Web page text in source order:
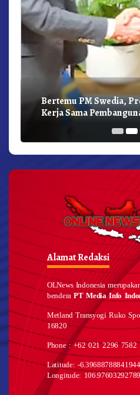
Bertemu PM Swedia,
Kerja Sama
Alamat Redaksi
OLNews Indonesia
benderaPT Media Info
Metland Transyogi Ruko
16820
Phone : +62 021 2296 7582
Latitude: -
Longitude: